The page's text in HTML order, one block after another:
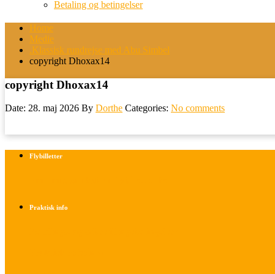
Betaling og betingelser
Home
Medie
.Klassisk rundrejse med Abu Simbel
copyright Dhoxax14
copyright Dhoxax14
Date: 28. maj 2026 By Dorthe Categories: No comments
Flybilletter
Praktisk info